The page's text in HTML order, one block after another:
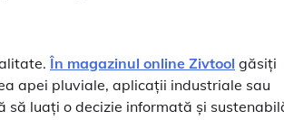
În magazinul online Zivtool găsiți
apei pluviale, aplicații industriale sau
luați o decizie informată și